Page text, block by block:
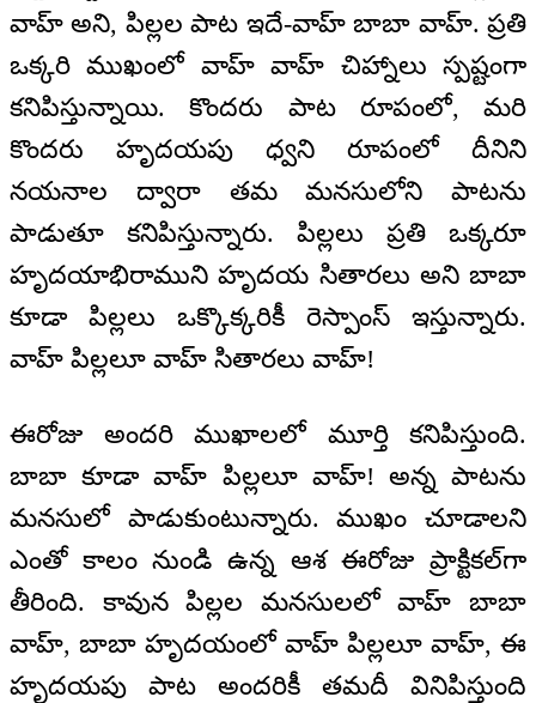
వాహ్ అని, పిల్లల పాట ఇదే-వాహ్ బాబా వాహ్. ప్రతి
ఒక్కరి ముఖంలో వాహ్ వాహ్ చిహ్నాలు స్పష్టంగా
కనిపిస్తున్నాయి. కొందరు పాట రూపంలో, మరి
కొందరు హృదయపు ధ్వని రూపంలో దీనిని
నయనాల ద్వారా తమ మనసులోని పాటను
పాడుతూ కనిపిస్తున్నారు. పిల్లలు ప్రతి ఒక్కరూ
హృదయాభిరాముని హృదయ సితారలు అని బాబా
కూడా పిల్లలు ఒక్కొక్కరికీ రెస్పాంస్ ఇస్తున్నారు.
వాహ్ పిల్లలూ వాహ్ సితారలు వాహ్!
ఈరోజు అందరి ముఖాలలో మూర్తి కనిపిస్తుంది.
బాబా కూడా వాహ్ పిల్లలూ వాహ్! అన్న పాటను
మనసులో పాడుకుంటున్నారు. ముఖం చూడాలని
ఎంతో కాలం నుండి ఉన్న ఆశ ఈరోజు ప్రాక్టికల్‌గా
తీరింది. కావున పిల్లల మనసులలో వాహ్ బాబా
వాహ్, బాబా హృదయంలో వాహ్ పిల్లలూ వాహ్, ఈ
హృదయపు పాట అందరికీ తమదీ వినిపిస్తుంది